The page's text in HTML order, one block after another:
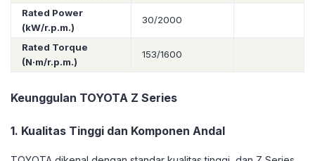
Rated Power
(kW/r.p.m.)
30/2000
Rated Torque
(N·m/r.p.m.)
153/1600
Keunggulan TOYOTA Z Series
1. Kualitas Tinggi dan Komponen Andal